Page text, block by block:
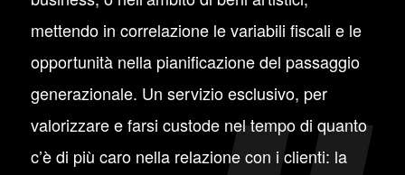
mettendo in correlazione le variabili fiscali e le
opportunità nella pianificazione del passaggio
generazionale. Un servizio esclusivo, per
valorizzare e farsi custode nel tempo di quanto
c’è di più caro nella relazione con i clienti: la